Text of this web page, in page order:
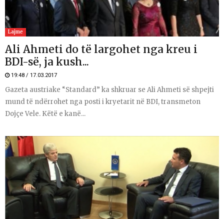
Lajme
Ali Ahmeti do të largohet nga kreu i
BDI-së, ja kush...
19:48 / 17.03.2017
Gazeta austriake “Standard” ka shkruar se Ali Ahmeti së shpejti
mund të ndërrohet nga posti i kryetarit në BDI, transmeton
Dojçe Vele. Këtë e kanë...